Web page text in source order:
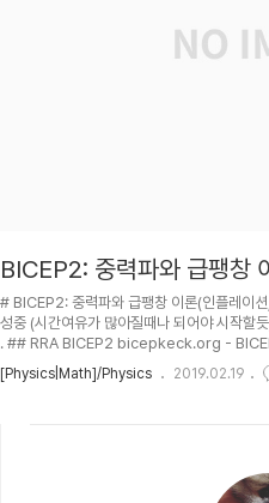
BICEP2: 중력파와 급팽창
theory)의 직접적인 증거
# BICEP2: 중력파와 급팽창 이론(인플레
성중 (시간여유가 많아질때나 되어야 시작할
. ## RRA BICEP2 bicepkeck.org -
원경 이름이긴 한데 뭐의 약자지?) 의 논문
B-mode Polarization at Degree Angular
[Physics|Math]/Physics 2019.02.19